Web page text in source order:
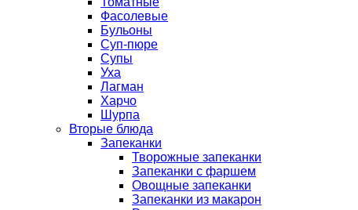
Фасолевые
Бульоны
Суп-пюре
Супы
Уха
Лагман
Харчо
Шурпа
Вторые блюда
Запеканки
Творожные запеканки
Запеканки с фаршем
Овощные запеканки
Запеканки из макарон